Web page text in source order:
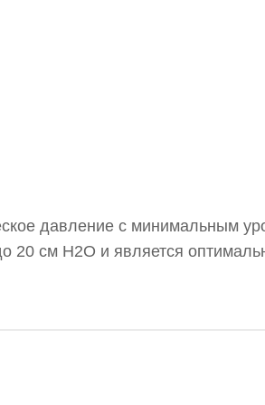
давление с минимальным
20 см H2O и является
Respicare Bipap предлагает ряд
CPAP и S.